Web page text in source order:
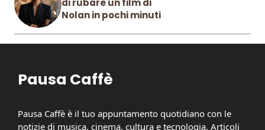
di rubare un film di
Nolan in pochi minuti
Pausa Caffè
Pausa Caffè è il tuo appuntamento quotidiano con le
notizie di musica, cinema, cultura e tecnologia. Articoli